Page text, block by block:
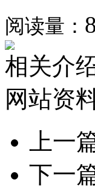
阅读量：
相关介
网站资
上一
下一